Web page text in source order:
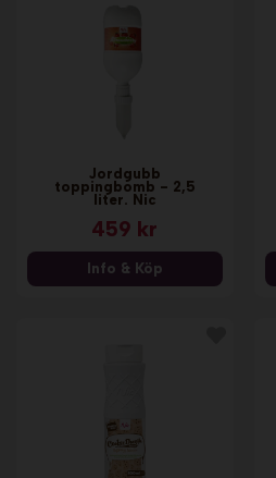
Jordgubb
toppingbomb - 2,5
liter. Nic
459 kr
Info & Köp